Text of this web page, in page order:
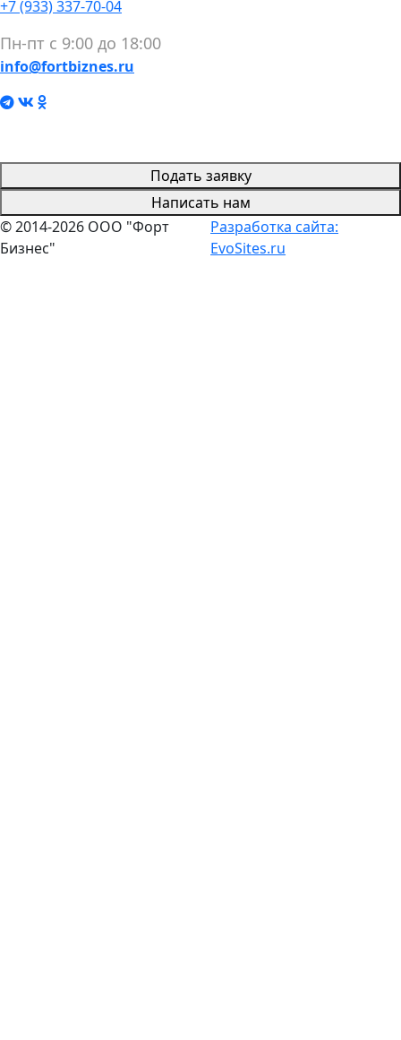
+7 (933) 337-70-04
Пн-пт с 9:00 до 18:00
info@fortbiznes.ru
Подать заявку
Написать нам
© 2014-2026 ООО "Форт
Бизнес"
Разработка сайта:
EvoSites.ru